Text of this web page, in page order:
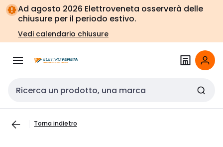
Vai alla
navigazione
Vai
alla
pagina
Ad agosto 2026 Elettroveneta osserverà delle
chiusure per il periodo estivo.
Vedi calendario chiusure
Cerca input
Torna indietro